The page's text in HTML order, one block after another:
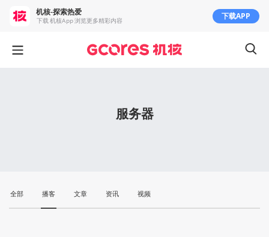
服务器
全部 播客 文章 资讯 视频
机核-探索热爱
下载 机核App 浏览更多精彩内容 下载APP